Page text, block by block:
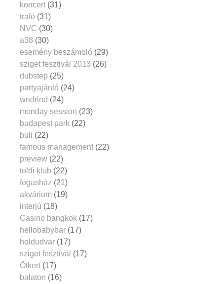
koncert (31)
trafó (31)
NVC (30)
a38 (30)
esemény beszámoló (29)
sziget fesztivál 2013 (26)
dubstep (25)
partyajánló (24)
wndrlnd (24)
monday session (23)
budapest park (22)
buli (22)
famous management (22)
preview (22)
toldi klub (22)
fogasház (21)
akvárium (19)
interjú (18)
Casino bangkok (17)
hellobabybar (17)
holdudvar (17)
sziget fesztivál (17)
Ötkert (17)
balaton (16)